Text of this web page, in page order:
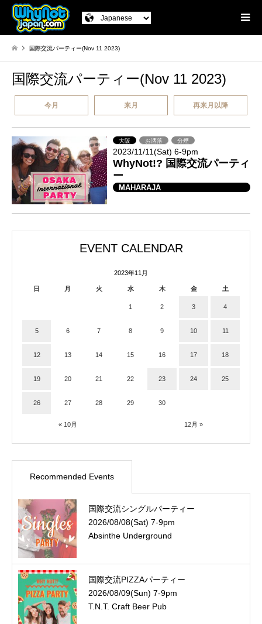
国際交流パーティー(Nov 11 2023)
国際交流パーティー(Nov 11 2023)
今月 来月 再来月以降
大阪 お洒落 分煙
2023/11/11(Sat) 6-9pm
WhyNot!? 国際交流パーティ
ー
MAHARAJA
EVENT CALENDAR
2023年11月
日 月 火 水 木 金 土
« 10月 12月 »
1 2 3 4
5 6 7 8 9 10 11
12 13 14 15 16 17 18
19 20 21 22 23 24 25
26 27 28 29 30
Recommended Events
国際交流シングルパーティー
2026/08/08(Sat) 7-9pm
Absinthe Underground
国際交流PIZZAパーティー
2026/08/09(Sun) 7-9pm
T.N.T. Craft Beer Pub